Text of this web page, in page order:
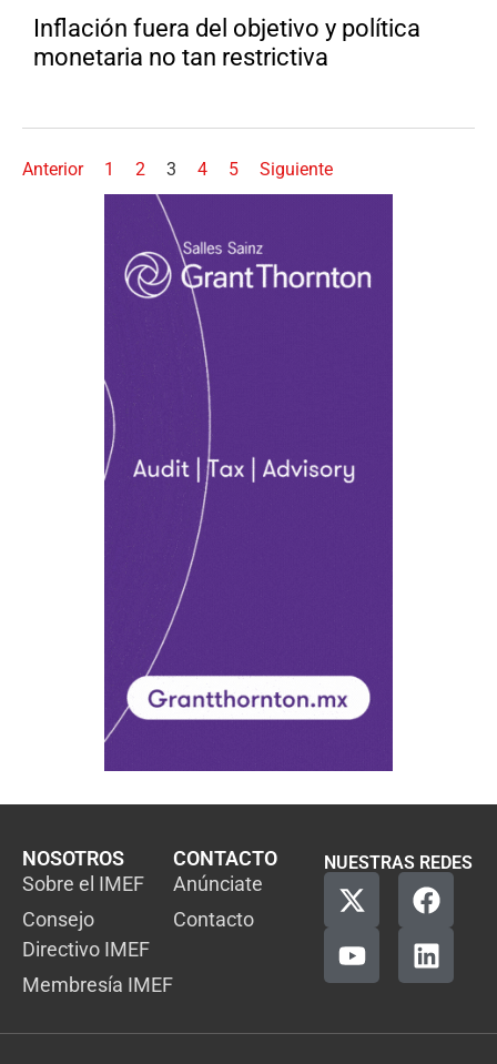
Inflación fuera del objetivo y política
monetaria no tan restrictiva
Anterior 1 2 3 4 5 Siguiente
NOSOTROS
Sobre el IMEF
Consejo
Directivo IMEF
Membresía IMEF
CONTACTO
Anúnciate
Contacto
NUESTRAS REDES